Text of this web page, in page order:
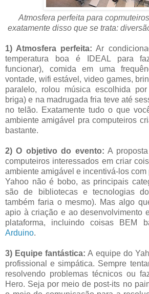
Atmosfera perfeita para
exatamente disso que se trata:
1) Atmosfera perfeita: Ar
temperatura boa é IDEAL para
funcionar), comida em uma
vontade, wifi estável, video games,
paralelo, rolou música escolhida
briga) e na madrugada fria teve até
no telão. Exatamente tudo o que
ambiente amigável pra computeiros
bastante.
2) O objetivo do evento: A
computeiros interessados em criar
ambiente amigável e incentivá-los
Yahoo não é bobo, as principais
são de bibliotecas e tecnologias
também faria o mesmo). Mas algo
apio à criação e ao desenvolvimento
plataforma, incluindo coisas BEM
Arduino.
3) Equipe fantástica: A equipe do
profissional e simpática. Sempre
resolvendo problemas técnicos ou
Hero. Seja por meio de post-its no